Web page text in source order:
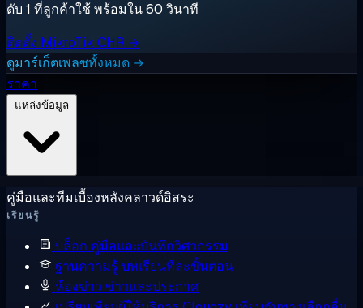
ดับ 1 ที่ลูกค้าใช้ พร้อมใน 60 วินาที
ติดตั้ง MikroTik CHR →
ดูมาร์เก็ตเพลซทั้งหมด →
ราคา
คู่มือและทีมเบื้องหลังคลาวด์อิสระ
เรียนรู้
บล็อก คู่มือและบันทึกวิศวกรรม
ฐานความรู้ บทเรียนทีละขั้นตอน
ห้องข่าว ข่าวและประกาศ